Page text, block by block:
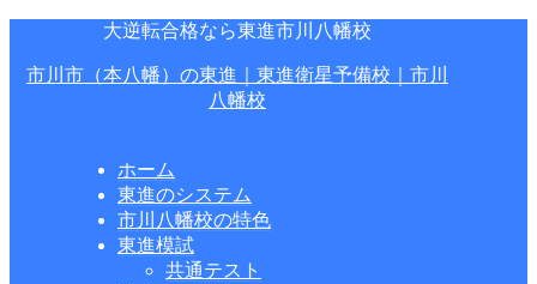
大逆転合格なら東進市川八幡校
市川市（本八幡）の東進｜東進衛星予備校｜市川
八幡校
ホーム
東進のシステム
市川八幡校の特色
東進模試
共通テスト